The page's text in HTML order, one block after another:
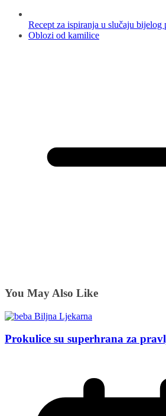
Recept za ispiranja u slučaju bijelog
Oblozi od kamilice
You May Also Like
Prokulice su superhrana za